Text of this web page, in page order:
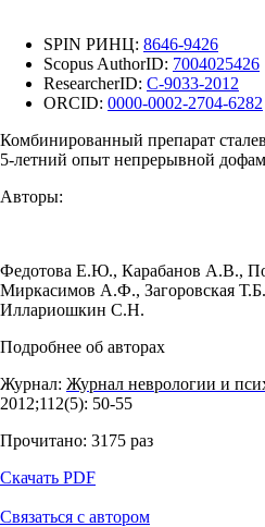
SPIN РИНЦ: 8646-9426
Scopus AuthorID: 7004025426
ResearcherID: C-9033-2012
ORCID: 0000-0002-2704-6282
Комбинированный препарат
5-летний опыт непрерывной
Авторы:
Федотова Е.Ю., Карабанов А.В.,
Миркасимов А.Ф., Загоровская Т.Б.
Иллариошкин С.Н.
Подробнее об авторах
Журнал: Журнал неврологии и
2012;112(5): 50‑55
Прочитано: 3175 раз
Скачать PDF
Связаться с автором